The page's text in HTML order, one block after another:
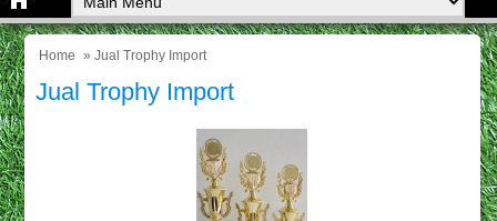
Home » Jual Trophy Import
Jual Trophy Import